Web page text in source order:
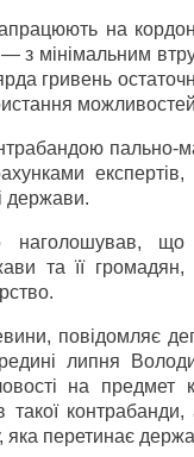
на
мінімальним
гривень
пально-
експертів,
держави.
наголошував,
та її громадян,
повідомляє
липня
на
такої
перетинає